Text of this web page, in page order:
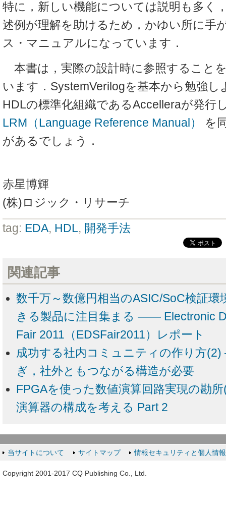
特に，新しい機能については説明も多く
述例が理解を助けるため，かゆい所に手
ス・マニュアルになっています．
本書は，実際の設計時に参照すること
います．SystemVerilogを基本から勉強し
HDLの標準化組織であるAccelleraが発行
LRM（Language Reference Manual）
を
があるでしょう．
赤星博輝
(株)ロジック・リサーチ
tag: EDA, HDL, 開発手法
関連記事
数千万～数億円相当のASIC/SoC検証環
きる製品に注目集まる ―― Electronic
Fair 2011（EDSFair2011）レポート
成功する社内コミュニティの作り方
ぎ，社外ともつながる構造が必要
FPGAを使った数値演算回路実現の勘
演算器の構成を考える Part 2
当サイトについて サイトマップ 情報セキュリティと個人情
Copyright 2001-2017 CQ Publishing Co., Ltd.